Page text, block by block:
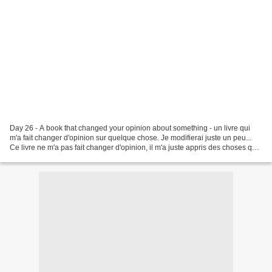
Day 26 - A book that changed your opinion about something - un livre qui
m'a fait changer d'opinion sur quelque chose. Je modifierai juste un peu...
Ce livre ne m'a pas fait changer d'opinion, il m'a juste appris des choses que